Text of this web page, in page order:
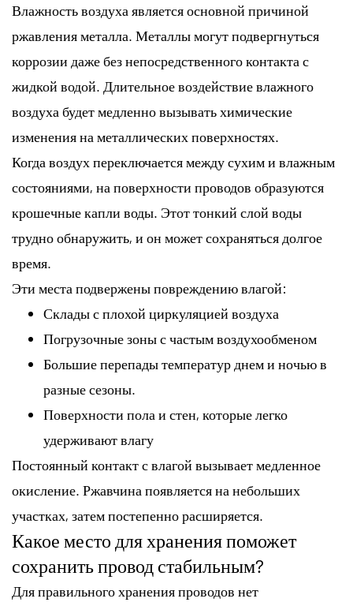
Влажность воздуха является основной причиной
ржавления металла. Металлы могут подвергнуться
коррозии даже без непосредственного контакта с
жидкой водой. Длительное воздействие влажного
воздуха будет медленно вызывать химические
изменения на металлических поверхностях.
Когда воздух переключается между сухим и влажным
состояниями, на поверхности проводов образуются
крошечные капли воды. Этот тонкий слой воды
трудно обнаружить, и он может сохраняться долгое
время.
Эти места подвержены повреждению влагой:
Склады с плохой циркуляцией воздуха
Погрузочные зоны с частым воздухообменом
Большие перепады температур днем и ночью в
разные сезоны.
Поверхности пола и стен, которые легко
удерживают влагу
Постоянный контакт с влагой вызывает медленное
окисление. Ржавчина появляется на небольших
участках, затем постепенно расширяется.
Какое место для хранения поможет
сохранить провод стабильным?
Для правильного хранения проводов нет